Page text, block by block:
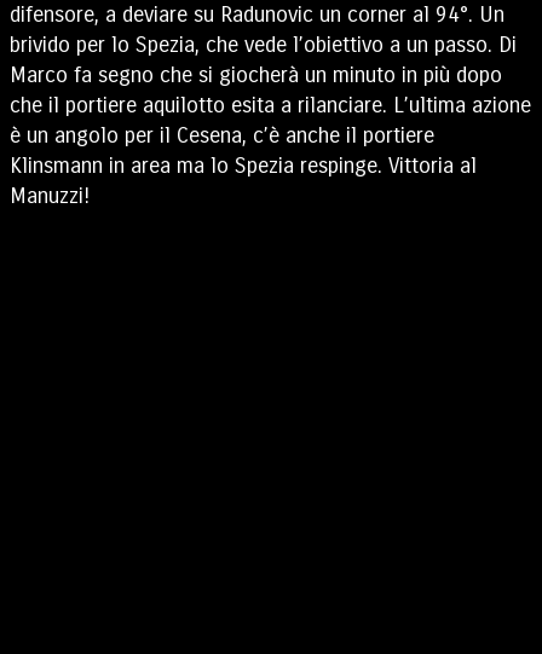
difensore, a deviare su Radunovic un corner al 94°. Un
brivido per lo Spezia, che vede l’obiettivo a un passo. Di
Marco fa segno che si giocherà un minuto in più dopo
che il portiere aquilotto esita a rilanciare. L’ultima azione
è un angolo per il Cesena, c’è anche il portiere
Klinsmann in area ma lo Spezia respinge. Vittoria al
Manuzzi!